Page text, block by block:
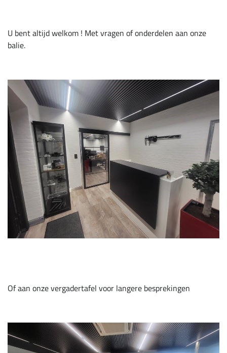
U bent altijd welkom ! Met vragen of onderdelen aan onze
balie.
Of aan onze vergadertafel voor langere besprekingen